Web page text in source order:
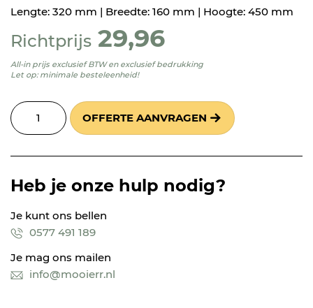
Lengte: 320 mm | Breedte: 160 mm | Hoogte: 450 mm
Richtprijs 29,96
All-in prijs exclusief BTW en exclusief bedrukking
Let op: minimale besteleenheid!
OFFERTE AANVRAGEN
Heb je onze hulp nodig?
Je kunt ons bellen
0577 491 189
Je mag ons mailen
info@mooierr.nl